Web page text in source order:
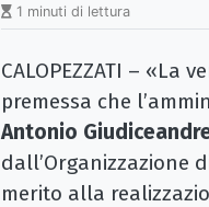
1 minuti di lettura
CALOPEZZATI –
premessa che
Antonio
dall’Organizzazione
merito alla